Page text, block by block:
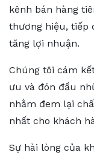
kênh bán hàng
thương hiệu, tiếp
tăng lợi nhuận.
Chúng tôi cám
ưu và đón đầu
nhằm đem lại
nhất cho khách
Sự hài lòng của